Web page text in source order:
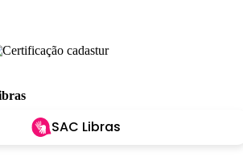
SAC Libras